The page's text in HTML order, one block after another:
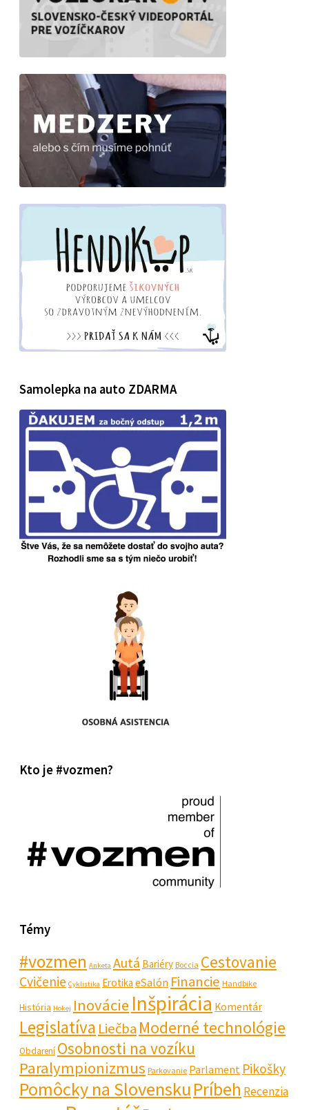
Samolepka na auto ZDARMA
Kto je #vozmen?
Témy
#vozmen Anketa Autá Bariéry Boccia Cestovanie
Cvičenie Cyklistika Erotika eSalón Financie Handbike
História Hokej Inovácie Inšpirácia Komentár
Legislatíva Liečba Moderné technológie
Obdarení Osobnosti na vozíku
Paralympionizmus Parkovanie Parlament Pikošky
Pomôcky na SlovenskuPríbeh Recenzia